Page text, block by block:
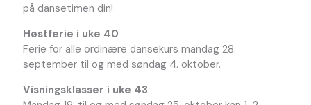
på dansetimen din!
Høstferie i uke 40
Ferie for alle ordinære dansekurs mandag 28.
september til og med søndag 4. oktober.
Visningsklasser i uke 43